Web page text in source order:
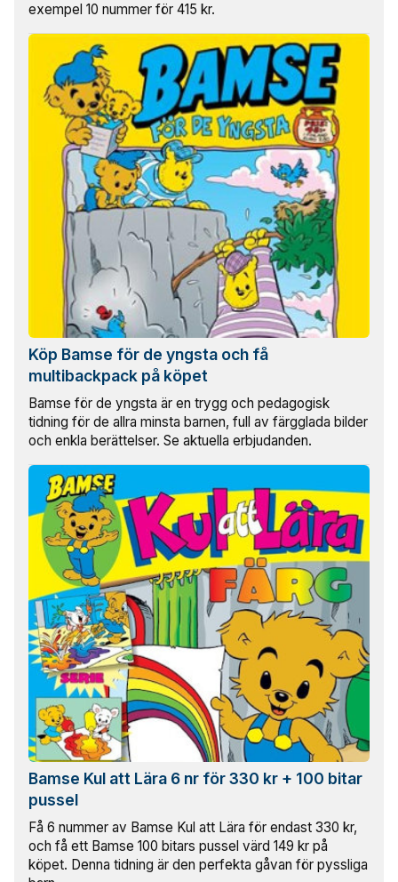
exempel 10 nummer för 415 kr.
Köp Bamse för de yngsta och få
multibackpack på köpet
Bamse för de yngsta är en trygg och pedagogisk
tidning för de allra minsta barnen, full av färgglada bilder
och enkla berättelser. Se aktuella erbjudanden.
Bamse Kul att Lära 6 nr för 330 kr + 100 bitar
pussel
Få 6 nummer av Bamse Kul att Lära för endast 330 kr,
och få ett Bamse 100 bitars pussel värd 149 kr på
köpet. Denna tidning är den perfekta gåvan för pyssliga